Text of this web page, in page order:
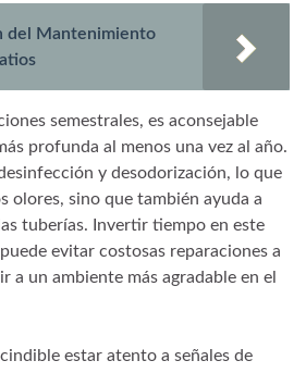
del Mantenimiento
semestrales, es aconsejable
profunda al menos una vez al año.
y desodorización, lo que
olores, sino que también ayuda a
tuberías. Invertir tiempo en este
evitar costosas reparaciones a
a un ambiente más agradable en el
estar atento a señales de